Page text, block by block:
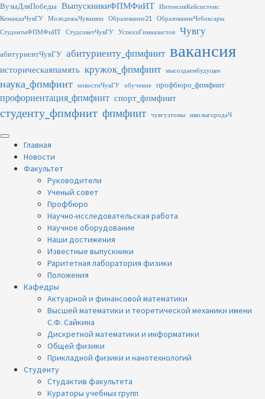
Перейти
к
содержимому
ВузыДляПобеды ВыпускникиФПМФиИТ
ИнтенсивКейсистемс
КомандаЧувГУ
МолодежьЧувашии Образование21
ОбразованиеЧебоксары
СтудентыФПМФиИТ
СтудсоветЧувГУ УспехиГимназистов Чувгу
абитуриентЧувГУ абитуриенту_фпмфиит вакансия
историческаяпамять кружок_фпмфиит мысоздаембудущее
наука_фпмфиит новостиЧувГУ обучение профбюро_фпмфиит
профориентация_фпмфиит спорт_фпмфиит
студенту_фпмфиит фпмфиит чувгуэтомы школыгородаЧ
Основное
меню
Главная
Новости
Факультет
Руководители
Ученый совет
Профбюро
Научно-исследовательская работа
Научное оборудование
Наши достижения
Известные выпускники
Раритетная лаборатория физики
Положения
Кафедры
Актуарной и финансовой математики
Высшей математики и теоретической механики имени
С.Ф. Сайкина
Дискретной математики и информатики
Общей физики
Прикладной физики и нанотехнологий
Студенту
Студактив факультета
Кураторы учебных групп